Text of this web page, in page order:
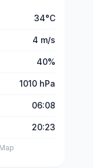
34°C
4 m/s
40%
1010 hPa
06:08
20:23